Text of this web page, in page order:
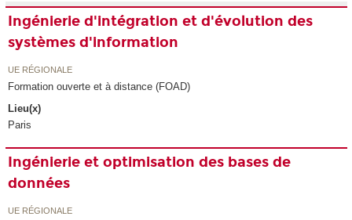
Ingénierie d'intégration et d'évolution des
systèmes d'information
UE RÉGIONALE
Formation ouverte et à distance (FOAD)
Lieu(x)
Paris
Ingénierie et optimisation des bases de
données
UE RÉGIONALE